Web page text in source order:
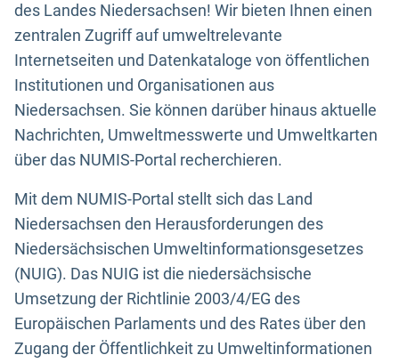
des Landes Niedersachsen! Wir bieten Ihnen einen
zentralen Zugriff auf umweltrelevante
Internetseiten und Datenkataloge von öffentlichen
Institutionen und Organisationen aus
Niedersachsen. Sie können darüber hinaus aktuelle
Nachrichten, Umweltmesswerte und Umweltkarten
über das NUMIS-Portal recherchieren.
Mit dem NUMIS-Portal stellt sich das Land
Niedersachsen den Herausforderungen des
Niedersächsischen Umweltinformationsgesetzes
(NUIG). Das NUIG ist die niedersächsische
Umsetzung der Richtlinie 2003/4/EG des
Europäischen Parlaments und des Rates über den
Zugang der Öffentlichkeit zu Umweltinformationen